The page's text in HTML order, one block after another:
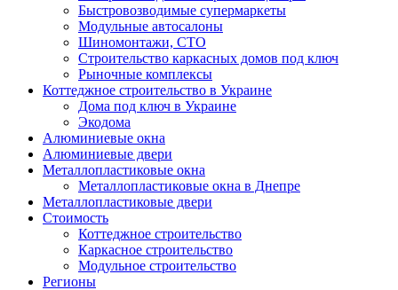
Быстровозводимые супермаркеты
Модульные автосалоны
Шиномонтажи, СТО
Строительство каркасных домов под ключ
Рыночные комплексы
Коттеджное строительство в Украине
Дома под ключ в Украине
Экодома
Алюминиевые окна
Алюминиевые двери
Металлопластиковые окна
Металлопластиковые окна в Днепре
Металлопластиковые двери
Стоимость
Коттеджное строительство
Каркасное строительство
Модульное строительство
Регионы